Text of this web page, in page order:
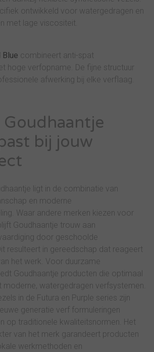
ontwikkeld voor watergedragen en
met lage viscositeit.
Blue combineert anti-spat
hoge verfopname. De fijne structuur
afwerking bij elke verflaag.
Goudhaantje
bij jouw
ligt in de combinatie van
en moderne
Waar andere merken kiezen voor
Goudhaantje trouw aan
door geschoolde
resulteert in gereedschap dat reageert
het werk. Voor duurzame
Goudhaantje producten die optimaal
watergedragen verfsystemen.
in de Futura en Purple series zijn
generatie verf formuleringen
op traditionele kwaliteitsnormen. Het
van het merk garandeert producten
werkmethoden en